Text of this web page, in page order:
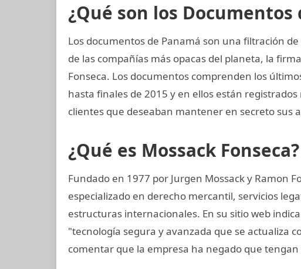
¿Qué son los Documentos
Los documentos de Panamá son una filtración
de las compañías más opacas del planeta, la
Fonseca. Los documentos comprenden los
hasta finales de 2015 y en ellos están
clientes que deseaban mantener en secreto sus
¿Qué es Mossack Fonseca?
Fundado en 1977 por Jurgen Mossack y Ramon
especializado en derecho mercantil, servicios
estructuras internacionales. En su sitio web
"tecnología segura y avanzada que se actualiza
comentar que la empresa ha negado que